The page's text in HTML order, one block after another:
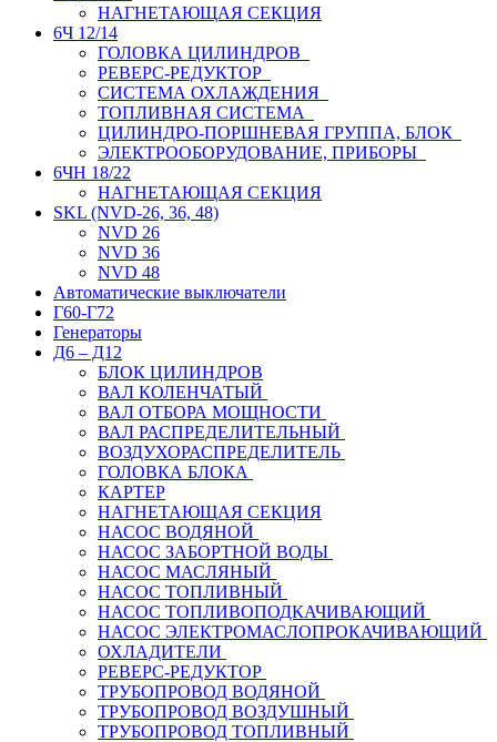
НАГНЕТАЮЩАЯ СЕКЦИЯ
6Ч 12/14
ГОЛОВКА ЦИЛИНДРОВ
РЕВЕРС-РЕДУКТОР
СИСТЕМА ОХЛАЖДЕНИЯ
ТОПЛИВНАЯ СИСТЕМА
ЦИЛИНДРО-ПОРШНЕВАЯ ГРУППА, БЛОК
ЭЛЕКТРООБОРУДОВАНИЕ, ПРИБОРЫ
6ЧН 18/22
НАГНЕТАЮЩАЯ СЕКЦИЯ
SKL (NVD-26, 36, 48)
NVD 26
NVD 36
NVD 48
Автоматические выключатели
Г60-Г72
Генераторы
Д6 – Д12
БЛОК ЦИЛИНДРОВ
ВАЛ КОЛЕНЧАТЫЙ
ВАЛ ОТБОРА МОЩНОСТИ
ВАЛ РАСПРЕДЕЛИТЕЛЬНЫЙ
ВОЗДУХОРАСПРЕДЕЛИТЕЛЬ
ГОЛОВКА БЛОКА
КАРТЕР
НАГНЕТАЮЩАЯ СЕКЦИЯ
НАСОС ВОДЯНОЙ
НАСОС ЗАБОРТНОЙ ВОДЫ
НАСОС МАСЛЯНЫЙ
НАСОС ТОПЛИВНЫЙ
НАСОС ТОПЛИВОПОДКАЧИВАЮЩИЙ
НАСОС ЭЛЕКТРОМАСЛОПРОКАЧИВАЮЩИЙ
ОХЛАДИТЕЛИ
РЕВЕРС-РЕДУКТОР
ТРУБОПРОВОД ВОДЯНОЙ
ТРУБОПРОВОД ВОЗДУШНЫЙ
ТРУБОПРОВОД ТОПЛИВНЫЙ